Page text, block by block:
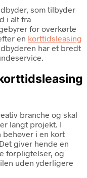
som tilbyder
i alt fra
for overkørte
en korttidsleasing
har et bredt
branche og skal
langt projekt. I
behøver i en kort
giver hende en
forpligtelser, og
uden yderligere